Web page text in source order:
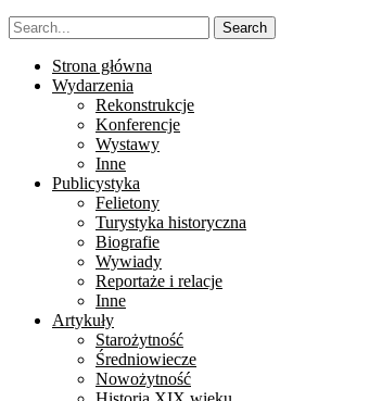
Strona główna
Wydarzenia
Rekonstrukcje
Konferencje
Wystawy
Inne
Publicystyka
Felietony
Turystyka historyczna
Biografie
Wywiady
Reportaże i relacje
Inne
Artykuły
Starożytność
Średniowiecze
Nowożytność